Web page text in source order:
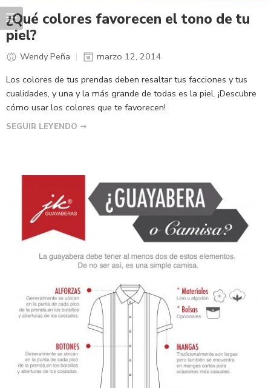
¿Qué colores favorecen el tono de tu
piel?
Wendy Peña
marzo 12, 2014
Los colores de tus prendas deben resaltar tus facciones y tus
cualidades, y una y la más grande de todas es la piel. ¡Descubre
cómo usar los colores que te favorecen!
SEGUIR LEYENDO ➞